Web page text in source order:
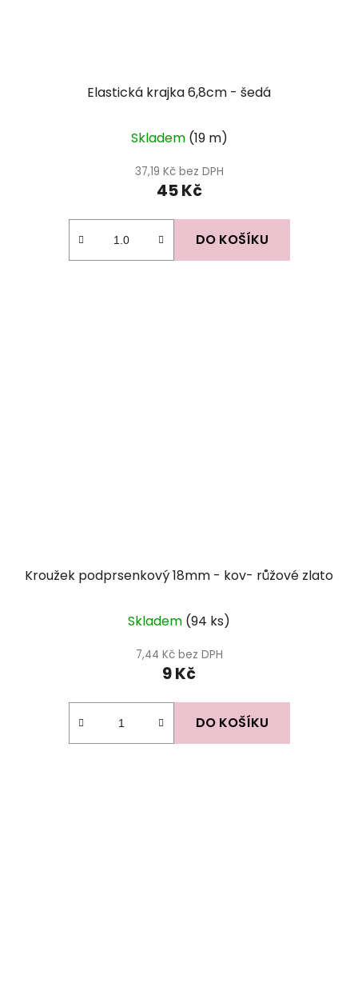
Elastická krajka 6,8cm - šedá
Skladem (19 m)
37,19 Kč bez DPH
45 Kč
DO KOŠÍKU
Kroužek podprsenkový 18mm - kov- růžové zlato
Skladem (94 ks)
7,44 Kč bez DPH
9 Kč
DO KOŠÍKU